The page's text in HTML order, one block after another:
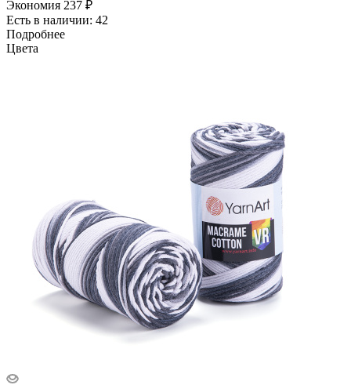
Экономия 237 ₽
Есть в наличии: 42
Подробнее
Цвета